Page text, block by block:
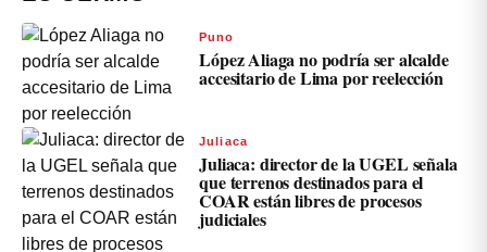
Puno
López Aliaga no podría ser alcalde
accesitario de Lima por reelección
Juliaca
Juliaca: director de la UGEL señala
que terrenos destinados para el
COAR están libres de procesos
judiciales